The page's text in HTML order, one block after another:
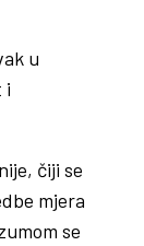
u
i
čiji se
mjera
se